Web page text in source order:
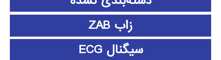
زاب ZAB
سیگنال ECG